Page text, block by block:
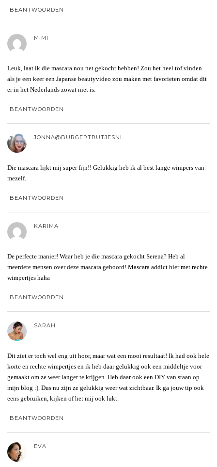
BEANTWOORDEN
MIMI
Leuk, laat ik die mascara nou net gekocht hebben! Zou het heel tof vinden
als je een keer een Japanse beautyvideo zou maken met favorieten omdat dit
er in het Nederlands zowat niet is.
BEANTWOORDEN
JONNA@BURGERTRUTJESNL
Die mascara lijkt mij super fijn!! Gelukkig heb ik al best lange wimpers van
mezelf.
BEANTWOORDEN
KARIMA
De perfecte manier! Waar heb je die mascara gekocht Serena? Heb al
meerdere mensen over deze mascara gehoord! Mascara addict hier met rechte
wimpertjes haha
BEANTWOORDEN
SARAH
Dit ziet er toch wel eng uit hoor, maar wat een mooi resultaat! Ik had ook hele
korte en rechte wimpertjes en ik heb daar gelukkig ook een middeltje voor
gemaakt om ze weer langer te krijgen. Heb daar ook een DIY van staan op
mijn blog :). Dus nu zijn ze gelukkig weer wat zichtbaar. Ik ga jouw tip ook
eens gebruiken, kijken of het mij ook lukt.
BEANTWOORDEN
EVA